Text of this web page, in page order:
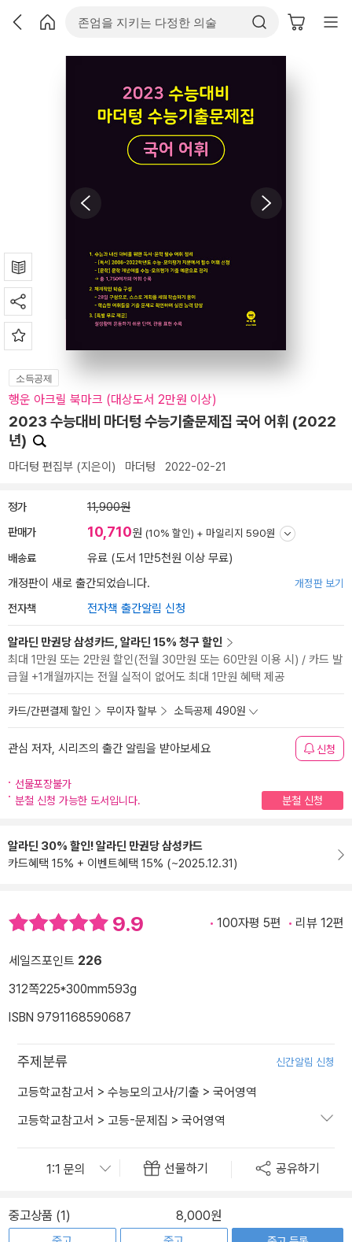
소득공제
행운 아크릴 북마크 (대상도서 2만원 이상)
2023 수능대비 마더텅 수능기출문제집 국어 어휘 (2022
년)
마더텅 편집부 (지은이) 마더텅 2022-02-21
정가 11,900원
판매가 10,710원 (10% 할인) + 마일리지 590원
배송료
유료 (도서 1만5천원 이상 무료)
개정판이 새로 출간되었습니다.
개정판 보기
전자책 전자책 출간알림 신청
알라딘 만권당 삼성카드, 알라딘 15% 청구 할인
최대 1만원 또는 2만원 할인(전월 30만원 또는 60만원 이용 시) / 카드 발
급월 +1개월까지는 전월 실적이 없어도 최대 1만원 혜택 제공
카드/간편결제 할인 무이자 할부 소득공제 490원
관심 저자, 시리즈의 출간 알림을 받아보세요 신청
선물포장불가
분철 신청 가능한 도서입니다.
분철 신청
알라딘 30% 할인! 알라딘 만권당 삼성카드
카드혜택 15% + 이벤트혜택 15% (~2025.12.31)
9.9 100자평 5편 리뷰 12편
세일즈포인트 226
312쪽225*300mm593g
ISBN 9791168590687
주제분류 신간알림 신청
고등학교참고서 > 수능모의고사/기출 > 국어영역
고등학교참고서 > 고등-문제집 > 국어영역
선물하기 공유하기
중고상품 (1) 8,000원